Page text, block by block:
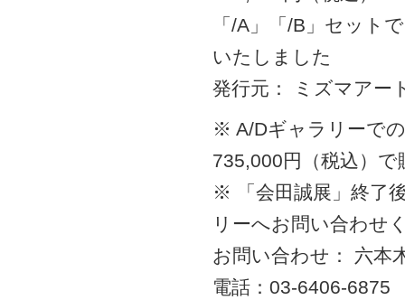
「/A」「/B」セッ
いたしました
発行元： ミズマアー
※ A/Dギャラリーで
735,000円（税込）で
※ 「会田誠展」終了
リーへお問い合わせ
お問い合わせ： 六本
電話：03-6406-6875